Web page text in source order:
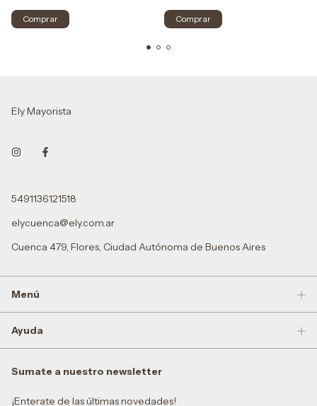
Comprar Comprar
Ely Mayorista
5491136121518
elycuenca@ely.com.ar
Cuenca 479, Flores, Ciudad Autónoma de Buenos Aires
Menú
Ayuda
Sumate a nuestro newsletter
¡Enterate de las últimas novedades!